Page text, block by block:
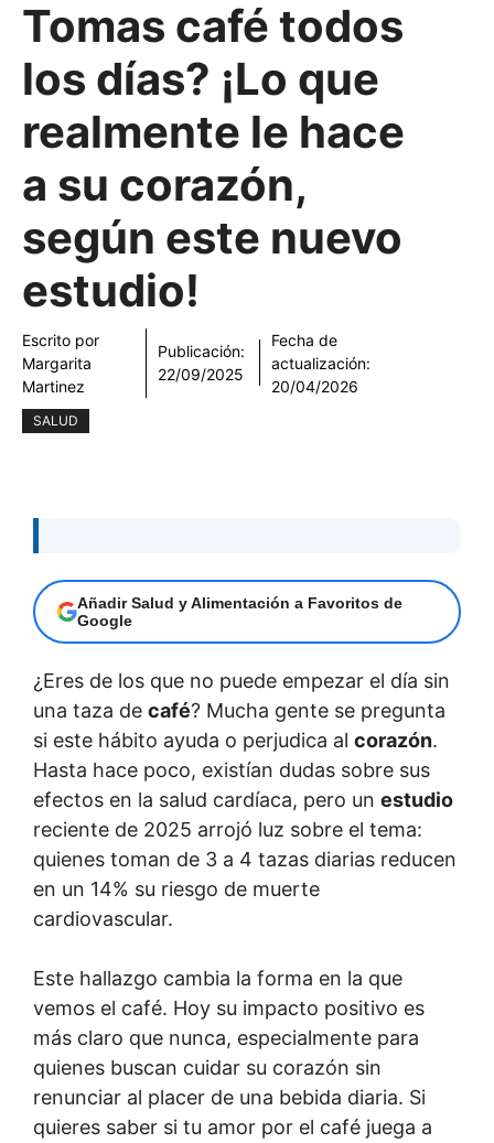
Tomas café todos
los días? ¡Lo que
realmente le hace
a su corazón,
según este nuevo
estudio!
Escrito por
Margarita
Martinez
Publicación:
22/09/2025
Fecha de
actualización:
20/04/2026
SALUD
Añadir Salud y Alimentación a Favoritos de
Google
¿Eres de los que no puede empezar el día sin
una taza de café? Mucha gente se pregunta
si este hábito ayuda o perjudica al corazón.
Hasta hace poco, existían dudas sobre sus
efectos en la salud cardíaca, pero un estudio
reciente de 2025 arrojó luz sobre el tema:
quienes toman de 3 a 4 tazas diarias reducen
en un 14% su riesgo de muerte
cardiovascular.
Este hallazgo cambia la forma en la que
vemos el café. Hoy su impacto positivo es
más claro que nunca, especialmente para
quienes buscan cuidar su corazón sin
renunciar al placer de una bebida diaria. Si
quieres saber si tu amor por el café juega a